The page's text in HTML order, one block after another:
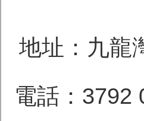
地址：九龍
電話：3792